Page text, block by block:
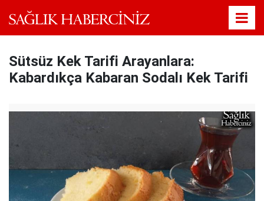
Sütsüz Kek Tarifi Arayanlara:
Kabardıkça Kabaran Sodalı Kek Tarifi